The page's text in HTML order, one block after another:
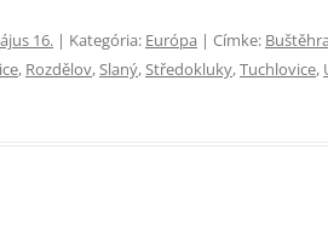
16. | Kategória: Európa | Címke:
, Rozdělov,Slaný,Středokluky,Tuchlovice,